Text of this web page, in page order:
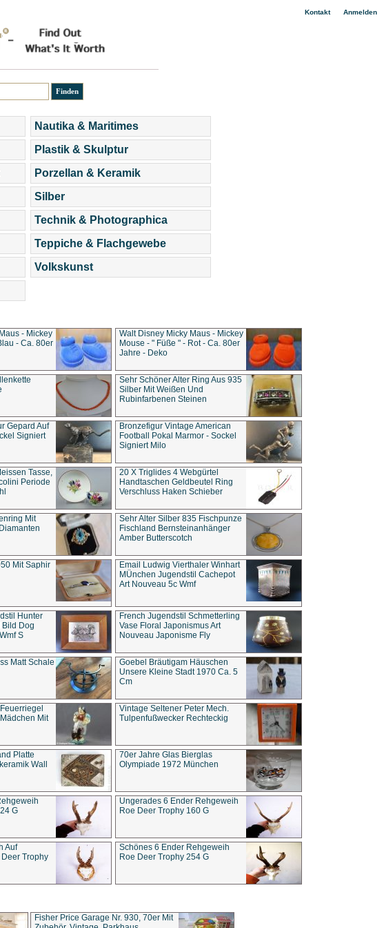
Kontakt| Anmelden
Nautika & Maritimes
Plastik & Skulptur
Porzellan & Keramik
Silber
Technik & Photographica
Teppiche & Flachgewebe
Volkskunst
- Mickey
- Ca. 80er
Walt Disney Micky Maus - Mickey
Mouse - " Füße " - Rot - Ca. 80er
Jahre - Deko
Sehr Schöner Alter Ring Aus 935
Silber Mit Weißen Und
Rubinfarbenen Steinen
Gepard Auf
Signiert
Bronzefigur Vintage American
Football Pokal Marmor - Sockel
Signiert Milo
Tasse,
Periode
20 X Triglides 4 Webgürtel
Handtaschen Geldbeutel Ring
Verschluss Haken Schieber
Mit
Sehr Alter Silber 835 Fischpunze
Fischland Bernsteinanhänger
Amber Butterscotch
Mit Saphir
Email Ludwig Vierthaler Winhart
MÜnchen Jugendstil Cachepot
Art Nouveau 5c Wmf
Hunter
Bild Dog
S
French Jugendstil Schmetterling
Vase Floral Japonismus Art
Nouveau Japonisme Fly
Matt Schale
Goebel Bräutigam Häuschen
Unsere Kleine Stadt 1970 Ca. 5
Cm
Mit
Vintage Seltener Peter Mech.
Tulpenfußwecker Rechteckig
Platte
Wall
70er Jahre Glas Bierglas
Olympiade 1972 München
G
Ungerades 6 Ender Rehgeweih
Roe Deer Trophy 160 G
Auf
Trophy
Schönes 6 Ender Rehgeweih
Roe Deer Trophy 254 G
Fisher Price Garage Nr. 930, 70er Mit